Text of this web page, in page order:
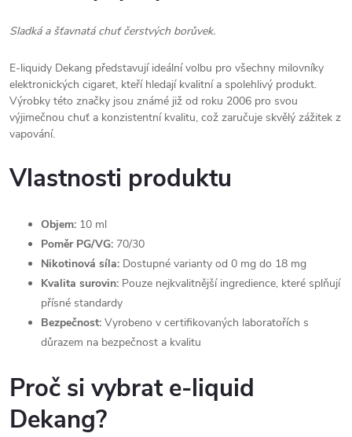
Sladká a šťavnatá chuť čerstvých borůvek.
E-liquidy Dekang představují ideální volbu pro všechny milovníky
elektronických cigaret, kteří hledají kvalitní a spolehlivý produkt.
Výrobky této značky jsou známé již od roku 2006 pro svou
výjimečnou chuť a konzistentní kvalitu, což zaručuje skvělý zážitek z
vapování.
Vlastnosti produktu
Objem: 10 ml
Poměr PG/VG: 70/30
Nikotinová síla: Dostupné varianty od 0 mg do 18 mg
Kvalita surovin: Pouze nejkvalitnější ingredience, které splňují
přísné standardy
Bezpečnost: Vyrobeno v certifikovaných laboratořích s
důrazem na bezpečnost a kvalitu
Proč si vybrat e-liquid
Dekang?